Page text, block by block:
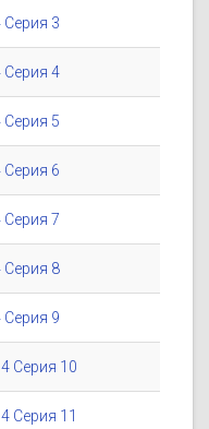
Серия 3
Серия 4
Серия 5
Серия 6
Серия 7
Серия 8
Серия 9
Серия 10
Серия 11